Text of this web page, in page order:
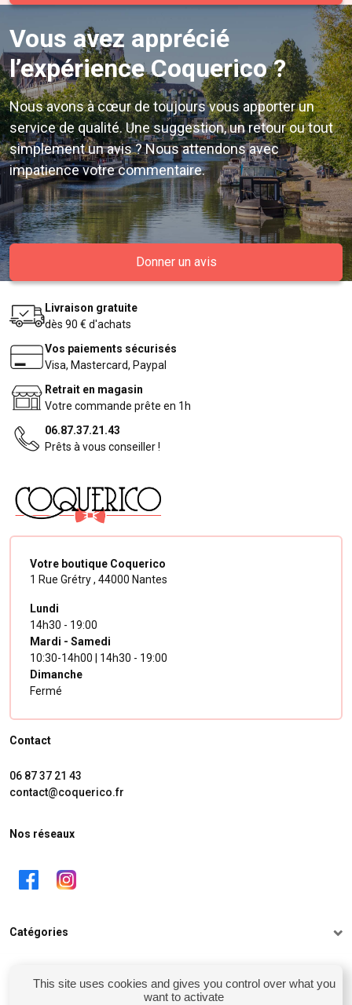
Vous avez apprécié
l’expérience Coquerico ?
Nous avons à cœur de toujours vous apporter un
service de qualité. Une suggestion, un retour ou tout
simplement un avis ? Nous attendons avec
impatience votre commentaire.
Donner un avis
Livraison gratuite
dès 90 € d'achats
Vos paiements sécurisés
Visa, Mastercard, Paypal
Retrait en magasin
Votre commande prête en 1h
06.87.37.21.43
Prêts à vous conseiller !
Votre boutique Coquerico
1 Rue Grétry , 44000 Nantes
Lundi
14h30 - 19:00
Mardi - Samedi
10:30-14h00 | 14h30 - 19:00
Dimanche
Fermé
Contact
06 87 37 21 43
contact@coquerico.fr
Nos réseaux
Catégories
This site uses cookies and gives you control over what you
want to activate